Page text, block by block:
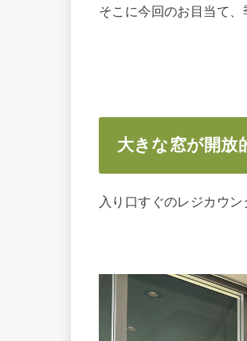
そこに今回のお目当て、
大きな窓が開放
入り口すぐのレジカウ